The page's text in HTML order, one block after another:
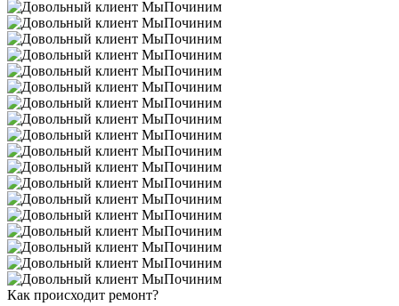
Как происходит ремонт?